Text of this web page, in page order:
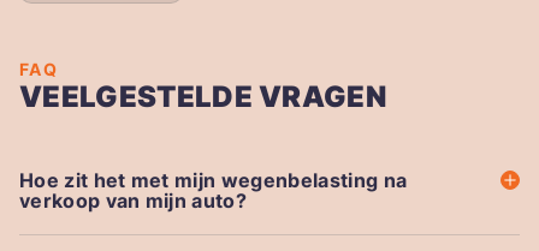
FAQ
VEELGESTELDE VRAGEN
Hoe zit het met mijn wegenbelasting na
verkoop van mijn auto?